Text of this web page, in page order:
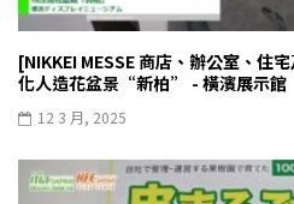
[NIKKEI MESSE 商店、辦公室、住
化人造花盆景“新柏” - 橫濱展示館
12 3 月, 2025